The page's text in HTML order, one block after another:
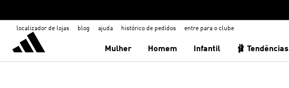
localizador de lojas blog ajuda histórico de pedidos entre para o clube
Mulher Homem Infantil 🩰 Tendências